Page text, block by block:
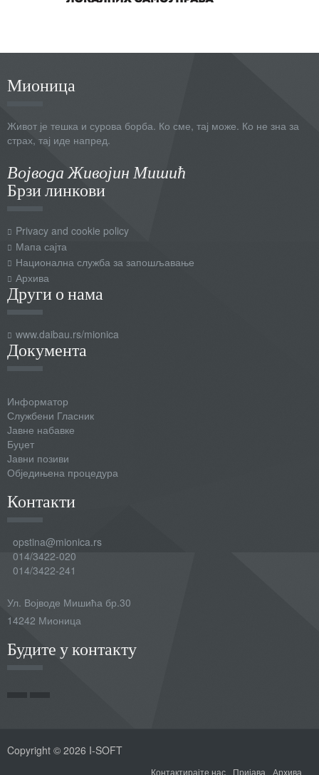
Мионица
Живот је тешка и сурова борба. Ко сме, тај може. Ко не зна за
страх, тај иде напред.
Војвода Живојин Мишић
Брзи линкови
Privacy and cookie policy
Мапа сајта
Национална служба за запошљавање
Архива
Други о нама
www.daibau.rs/mionica
Документа
Информатор
Службени Гласник
Јавне набавке
Буџет
Јавни позиви
Обједињена процедура
Контакти
opstina@mionica.rs
014/3422-020
014/3422-241
Ул. Војводе Мишића бр.30
14242 Мионица
Будите у контакту
Copyright © 2026 I-SOFT
Контактирајте нас Пријава Архива